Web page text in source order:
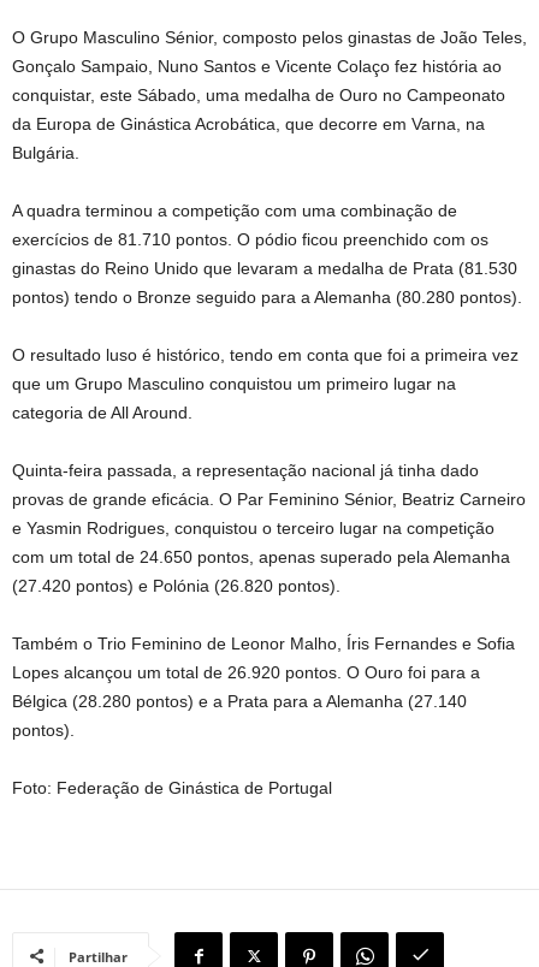
O Grupo Masculino Sénior, composto pelos ginastas de João Teles,
Gonçalo Sampaio, Nuno Santos e Vicente Colaço fez história ao
conquistar, este Sábado, uma medalha de Ouro no Campeonato
da Europa de Ginástica Acrobática, que decorre em Varna, na
Bulgária.
A quadra terminou a competição com uma combinação de
exercícios de 81.710 pontos. O pódio ficou preenchido com os
ginastas do Reino Unido que levaram a medalha de Prata (81.530
pontos) tendo o Bronze seguido para a Alemanha (80.280 pontos).
O resultado luso é histórico, tendo em conta que foi a primeira vez
que um Grupo Masculino conquistou um primeiro lugar na
categoria de All Around.
Quinta-feira passada, a representação nacional já tinha dado
provas de grande eficácia. O Par Feminino Sénior, Beatriz Carneiro
e Yasmin Rodrigues, conquistou o terceiro lugar na competição
com um total de 24.650 pontos, apenas superado pela Alemanha
(27.420 pontos) e Polónia (26.820 pontos).
Também o Trio Feminino de Leonor Malho, Íris Fernandes e Sofia
Lopes alcançou um total de 26.920 pontos. O Ouro foi para a
Bélgica (28.280 pontos) e a Prata para a Alemanha (27.140
pontos).
Foto: Federação de Ginástica de Portugal
Partilhar